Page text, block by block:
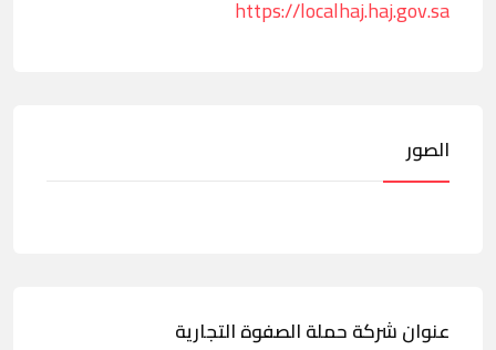
https://localhaj.haj.gov.sa
الصور
عنوان شركة حملة الصفوة التجارية